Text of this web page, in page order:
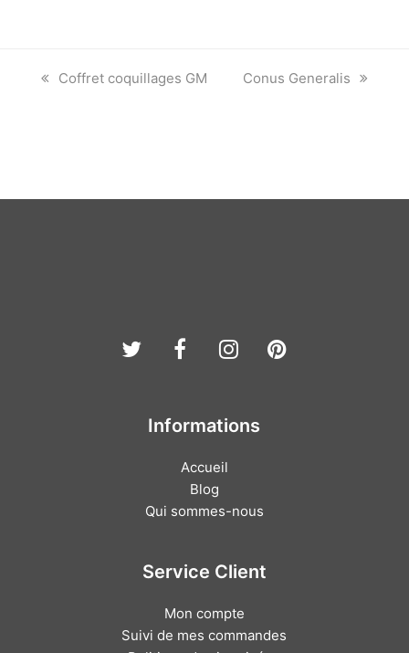
previous
Coffret coquillages GM
next
Conus Generalis
TwitterFacebook
Instagram
Pinterest
Informations
Accueil
Blog
Qui sommes-nous
Service Client
Mon compte
Suivi de mes commandes